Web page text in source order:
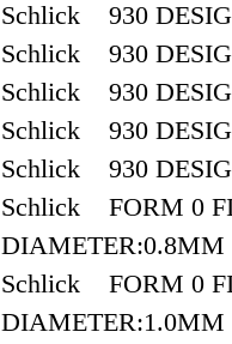
Schlick 930
Schlick 930
Schlick 930
Schlick 930
Schlick 930
Schlick FORM 0
DIAMETER:0.8MM
Schlick FORM 0
DIAMETER:1.0MM